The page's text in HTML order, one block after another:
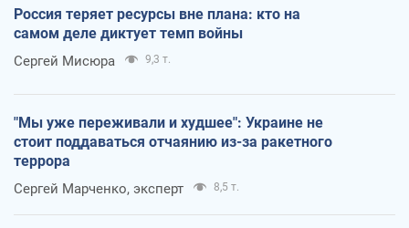
Россия теряет ресурсы вне плана: кто на
самом деле диктует темп войны
Сергей Мисюра 9,3 т.
"Мы уже переживали и худшее": Украине не
стоит поддаваться отчаянию из-за ракетного
террора
Сергей Марченко, эксперт 8,5 т.